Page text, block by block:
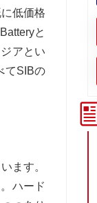
低価格
と
アとい
てSIBの
ます。
ハード